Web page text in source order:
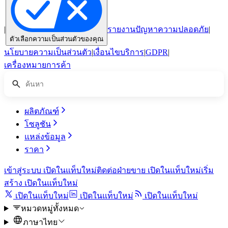
|
ตัวเลือกความเป็นส่วนตัวของคุณ
รายงานปัญหาความปลอดภัย|
นโยบายความเป็นส่วนตัว|เงื่อนไขบริการ|GDPR|
เครื่องหมายการค้า
ผลิตภัณฑ์
โซลูชัน
แหล่งข้อมูล
ราคา
เข้าสู่ระบบ เปิดในแท็บใหม่ติดต่อฝ่ายขาย เปิดในแท็บใหม่เริ่ม
สร้าง เปิดในแท็บใหม่
เปิดในแท็บใหม่
เปิดในแท็บใหม่
เปิดในแท็บใหม่
หมวดหมู่ทั้งหมด
ภาษาไทย